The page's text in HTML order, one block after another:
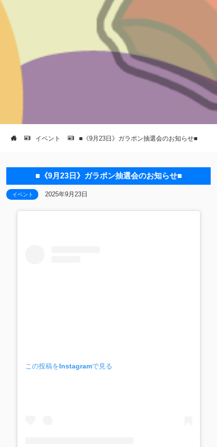
イベント ■《9月23日》ガラポン抽選会のお知らせ■
■《9月23日》ガラポン抽選会のお知らせ■
イベント 2025年9月23日
この投稿をInstagramで見る